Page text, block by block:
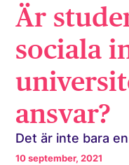
Är
sociala
ansvar?
Det är inte bara
10 september, 2021